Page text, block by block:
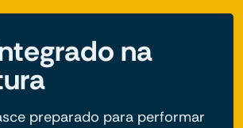
na
preparado para performar